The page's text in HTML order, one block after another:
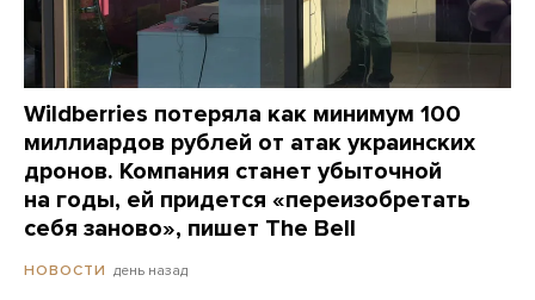
Wildberries потеряла как минимум 100
миллиардов рублей от атак украинских
дронов. Компания станет убыточной
на годы, ей придется «переизобретать
себя заново», пишет The Bell
НОВОСТИ день назад